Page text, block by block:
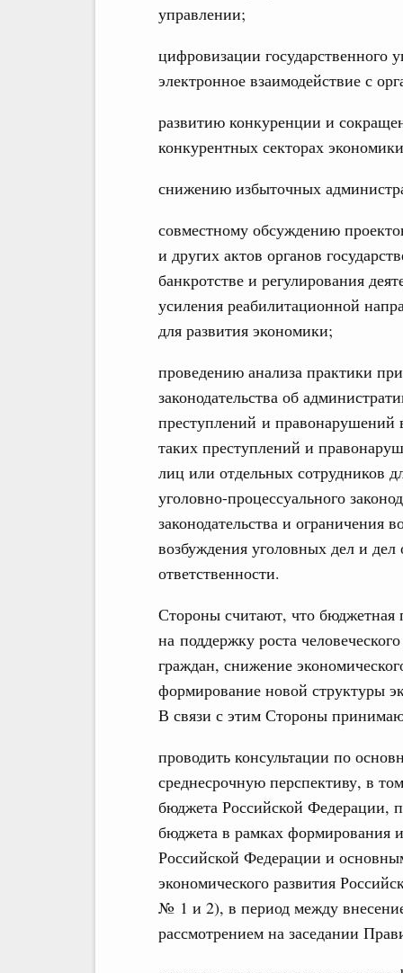
управлении;
цифровизации государственного
электронное взаимодействие с
развитию конкуренции и
конкурентных секторах
снижению избыточных
совместному обсуждению
и других актов органов
банкротстве и регулирования
усиления реабилитационной
для развития экономики;
проведению анализа практики
законодательства об
преступлений и правонарушений
таких преступлений и
лиц или отдельных сотрудников
уголовно-процессуального
законодательства и ограничения
возбуждения уголовных дел и
ответственности.
Стороны считают, что бюджетная
на поддержку роста
граждан, снижение
формирование новой структуры
В связи с этим Стороны
проводить консультации по
среднесрочную перспективу, в
бюджета Российской Федерации,
бюджета в рамках формирования
Российской Федерации и
экономического развития
№ 1 и 2), в период между
рассмотрением на заседании